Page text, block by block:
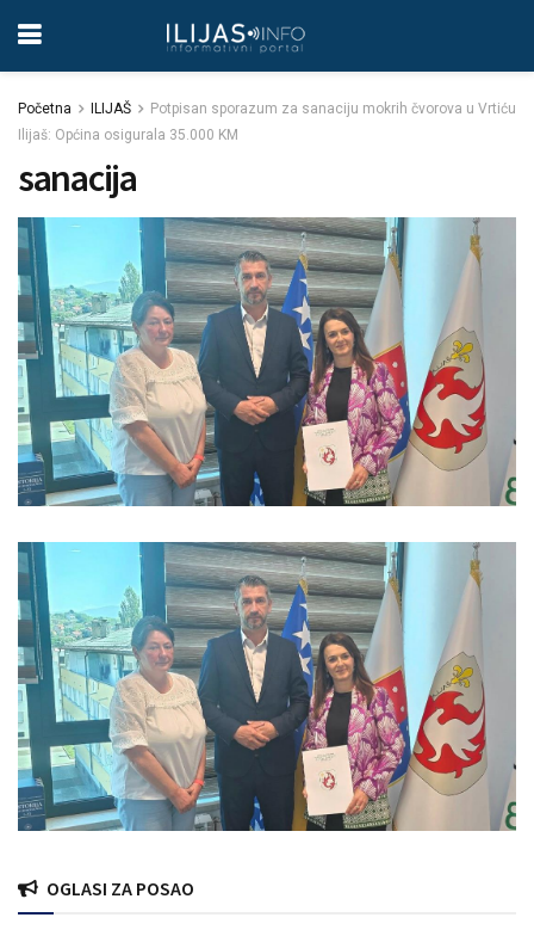
Početna ILIJAŠ
Potpisan sporazum za sanaciju mokrih čvorova u Vrtiću
Ilijaš: Općina osigurala 35.000 KM
sanacija
OGLASI ZA POSAO